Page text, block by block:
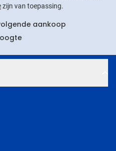
zijn van toepassing.
aankoop